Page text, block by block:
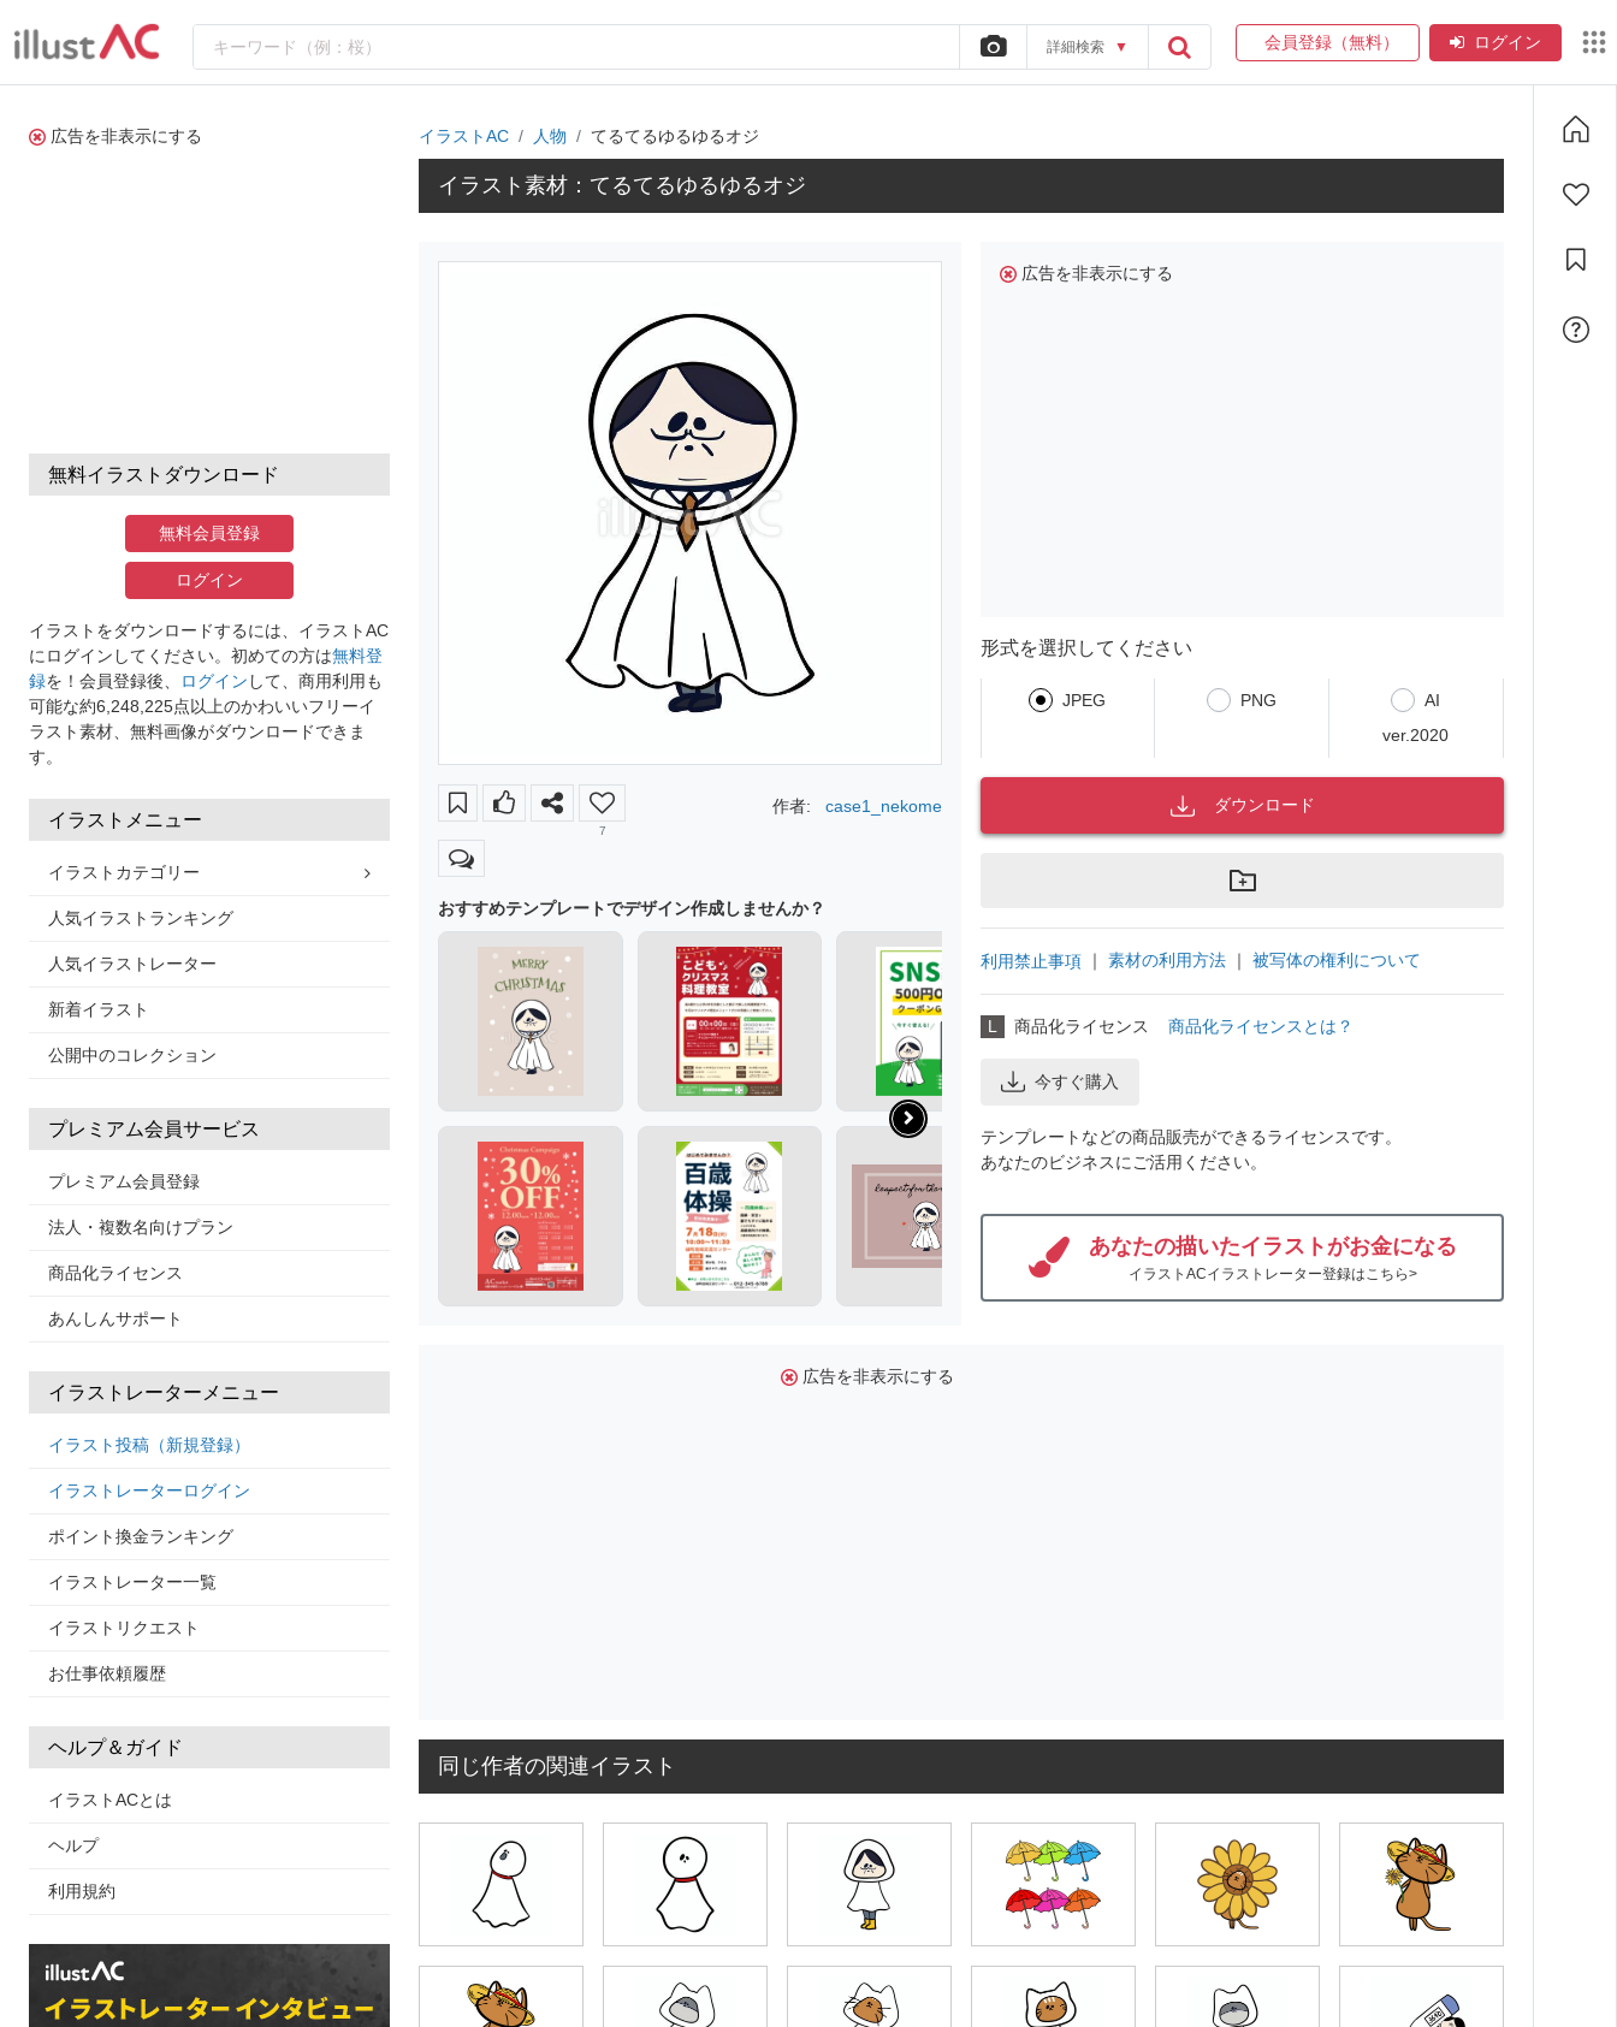
詳細検索 ▼ 会員登録（無料） ログイン
広告を非表示にする
無料イラストダウンロード
無料会員登録
ログイン
イラストをダウンロードするには、イラストAC
にログインしてください。初めての方は無料登
録を！会員登録後、 ログイン して、商用利用も
可能な約6,248,225点以上のかわいいフリーイ
ラスト素材、無料画像がダウンロードできま
す。
イラストメニュー
イラストカテゴリー
人気イラストランキング
人気イラストレーター
新着イラスト
公開中のコレクション
プレミアム会員サービス
プレミアム会員登録
法人・複数名向けプラン
商品化ライセンス
あんしんサポート
イラストレーターメニュー
イラスト投稿（新規登録）
イラストレーターログイン
ポイント換金ランキング
イラストレーター一覧
イラストリクエスト
お仕事依頼履歴
ヘルプ＆ガイド
イラストACとは
ヘルプ
利用規約
イラストAC 人物 てるてるゆるゆるオジ
イラスト素材：てるてるゆるゆるオジ
7
作者: case1_nekome
おすすめテンプレートでデザイン作成しませんか？
広告を非表示にする
形式を選択してください
JPEG PNG
AI
ver.2020
ダウンロード
利用禁止事項 ｜ 素材の利用方法 ｜ 被写体の権利について
L 商品化ライセンス 商品化ライセンスとは？
今すぐ購入
テンプレートなどの商品販売ができるライセンスです。
あなたのビジネスにご活用ください。
あなたの描いたイラストがお金になる
イラストACイラストレーター登録はこちら>
広告を非表示にする
同じ作者の関連イラスト